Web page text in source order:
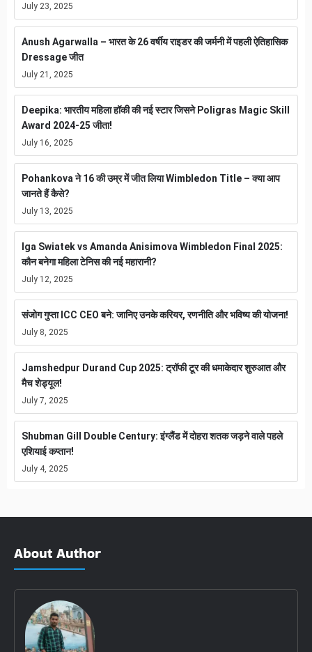
July 23, 2025
Anush Agarwalla – भारत के 26 वर्षीय राइडर की जर्मनी में पहली ऐतिहासिक
Dressage जीत
July 21, 2025
Deepika: भारतीय महिला हॉकी की नई स्टार जिसने Poligras Magic Skill
Award 2024-25 जीता!
July 16, 2025
Pohankova ने 16 की उम्र में जीत लिया Wimbledon Title – क्या आप
जानते हैं कैसे?
July 13, 2025
Iga Swiatek vs Amanda Anisimova Wimbledon Final 2025:
कौन बनेगा महिला टेनिस की नई महारानी?
July 12, 2025
संजोग गुप्ता ICC CEO बने: जानिए उनके करियर, रणनीति और भविष्य की योजना!
July 8, 2025
Jamshedpur Durand Cup 2025: ट्रॉफी टूर की धमाकेदार शुरुआत और
मैच शेड्यूल!
July 7, 2025
Shubman Gill Double Century: इंग्लैंड में दोहरा शतक जड़ने वाले पहले
एशियाई कप्तान!
July 4, 2025
About Author